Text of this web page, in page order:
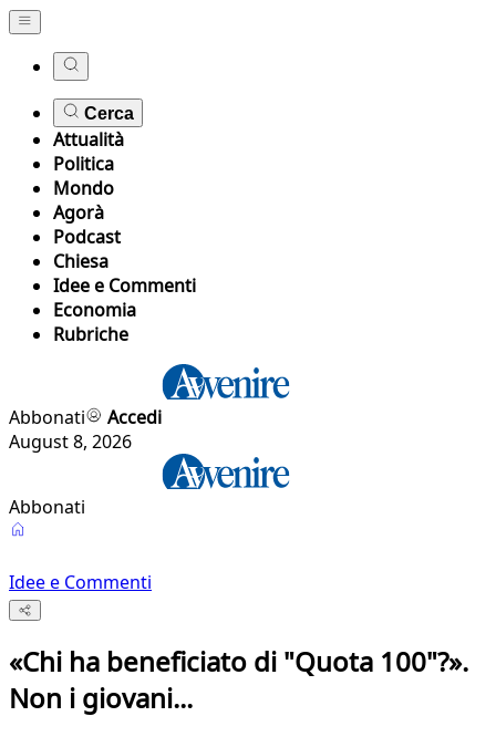
Cerca
Attualità
Politica
Mondo
Agorà
Podcast
Chiesa
Idee e Commenti
Economia
Rubriche
Abbonati
Accedi
August 8, 2026
Abbonati
Idee e Commenti
«Chi ha beneficiato di "Quota 100"?».
Non i giovani...